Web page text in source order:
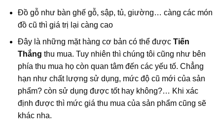
Đồ gỗ như bàn ghế gỗ, sập, tủ, giường… càng các món
đồ cũ thì giá trị lại càng cao
Đây là những mặt hàng cơ bản có thể đượcTiến
Thắng thu mua. Tuy nhiên thì chúng tôi cũng như bên
phía thu mua họ còn quan tâm đến các yếu tố. Chẳng
hạn như chất lượng sử dụng, mức độ cũ mới của sản
phẩm? còn sử dụng được tốt hay không?… Khi xác
định được thì mức giá thu mua của sản phẩm cũng sẽ
khác nha.